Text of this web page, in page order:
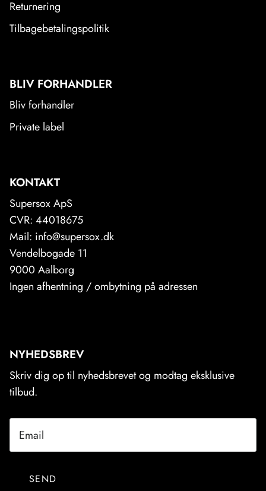
Returnering
Tilbagebetalingspolitik
BLIV FORHANDLER
Bliv forhandler
Private label
KONTAKT
Supersox ApS
CVR: 44018675
Mail: info@supersox.dk
Vendelbogade 11
9000 Aalborg
Ingen afhentning / ombytning på adressen
NYHEDSBREV
Skriv dig op til nyhedsbrevet og modtag eksklusive
tilbud.
SEND